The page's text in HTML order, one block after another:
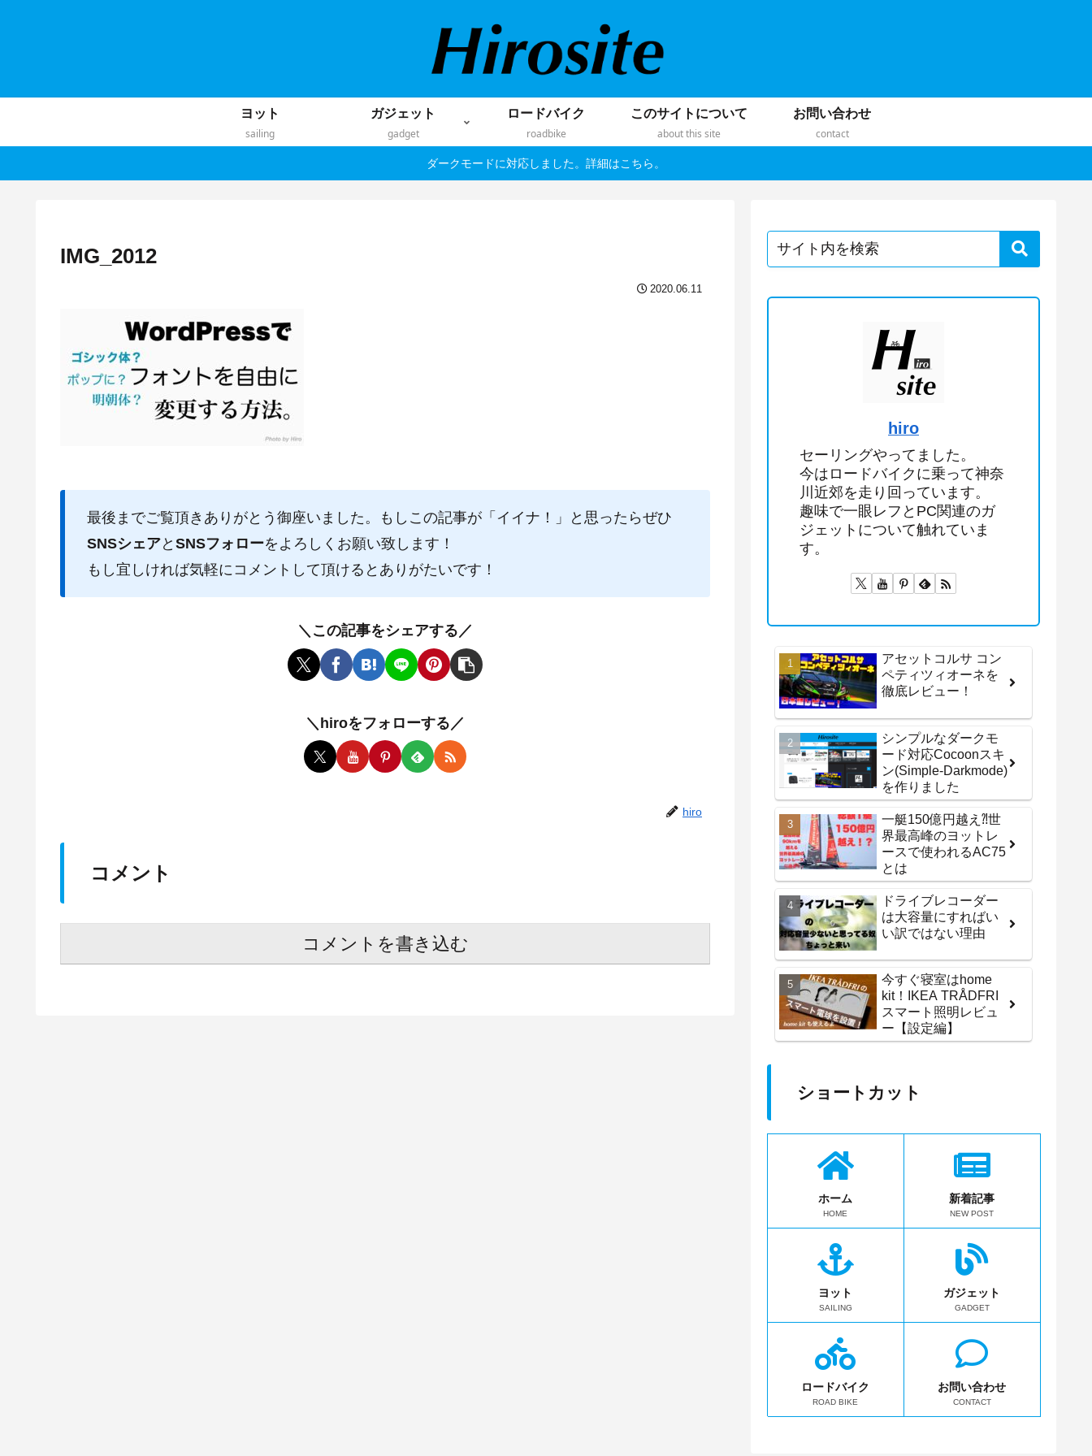
ヨット
sailing
ガジェット
gadget
ロードバイク
roadbike
このサイトについて
about this site
お問い合わせ
contact
ダークモードに対応しました。詳細はこちら。
IMG_2012
2020.06.11
最後までご覧頂きありがとう御座いました。もしこの記事が「イイナ！」と思ったらぜひ
SNSシェアと SNSフォローをよろしくお願い致します！
もし宜しければ気軽にコメントして頂けるとありがたいです！
＼この記事をシェアする／
＼hiroをフォローする／
hiro
コメント
コメントを書き込む
hiro
セーリングやってました。
今はロードバイクに乗って神奈
川近郊を走り回っています。
趣味で一眼レフとPC関連のガ
ジェットについて触れていま
す。
アセットコルサ コン
ペティツィオーネを
徹底レビュー！
シンプルなダークモ
ード対応Cocoonスキ
ン(Simple-Darkmode)
を作りました
一艇150億円越え⁈世
界最高峰のヨットレ
ースで使われるAC75
とは
ドライブレコーダー
は大容量にすればい
い訳ではない理由
今すぐ寝室はhome
kit！IKEA TRÅDFRI
スマート照明レビュ
ー【設定編】
ショートカット
ホーム
HOME
新着記事
NEW POST
ヨット
SAILING
ガジェット
GADGET
ロードバイク
ROAD BIKE
お問い合わせ
CONTACT